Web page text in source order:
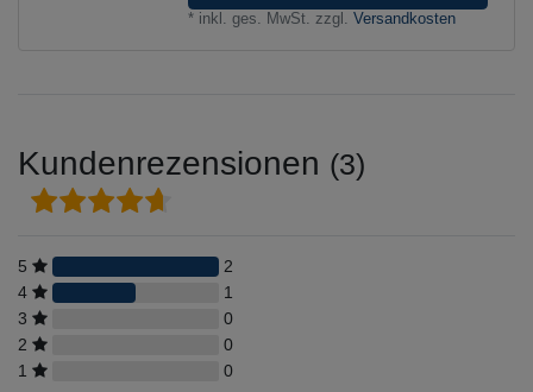
* inkl. ges. MwSt. zzgl.Versandkosten
Kundenrezensionen (3)
5
2
4
1
3
0
2
0
1
0